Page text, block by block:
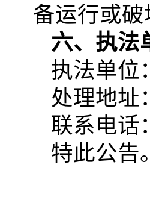
备运行或
六、执法
执法单位
处理地址
联系电
特此公告